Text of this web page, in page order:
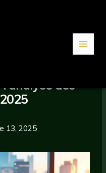
analyse des
13, 2025